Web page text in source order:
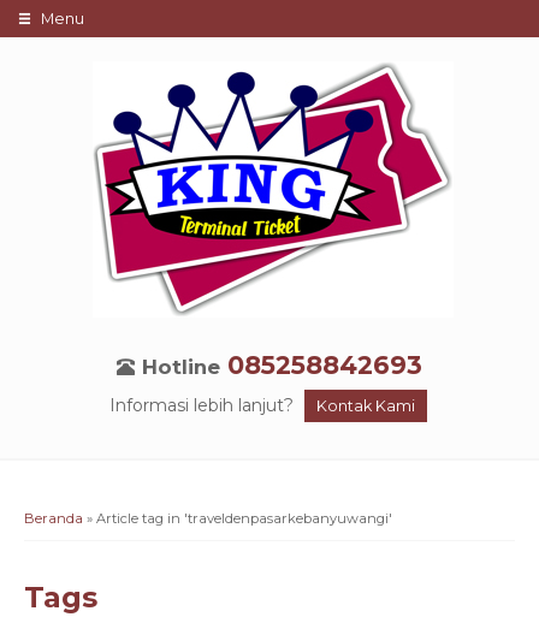
Menu
Hotline 085258842693
Informasi lebih lanjut? Kontak Kami
Beranda » Article tag in 'traveldenpasarkebanyuwangi'
Tags